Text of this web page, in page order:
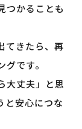
つかることも
てきたら、再
です。
大丈夫」と思
と安心につな